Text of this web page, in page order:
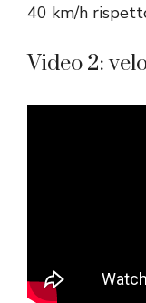
40 km/h
Video 2: